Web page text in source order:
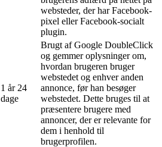
websteder, der har Facebook-
pixel eller Facebook-socialt
plugin.
1 år 24
dage
Brugt af Google DoubleClick
og gemmer oplysninger om,
hvordan brugeren bruger
webstedet og enhver anden
annonce, før han besøger
webstedet. Dette bruges til at
præsentere brugere med
annoncer, der er relevante for
dem i henhold til
brugerprofilen.